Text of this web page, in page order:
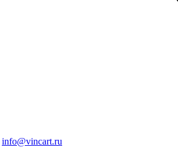
info@vincart.ru